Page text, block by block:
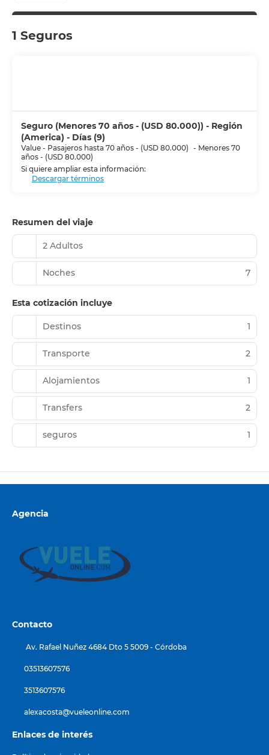
1 Seguros
Seguro (Menores 70 años - (USD 80.000)) - Región
(America) - Días (9)
Value - Pasajeros hasta 70 años - (USD 80.000) - Menores 70
años - (USD 80.000)
Si quiere ampliar esta información:
Descargar términos
Resumen del viaje
2 Adultos
Noches 7
Esta cotización incluye
Destinos 1
Transporte 2
Alojamientos 1
Transfers 2
seguros 1
Agencia
Contacto
Av. Rafael Nuñez 4684 Dto 5 5009 - Córdoba
03513607576
3513607576
alexacosta@vueleonline.com
Enlaces de interés